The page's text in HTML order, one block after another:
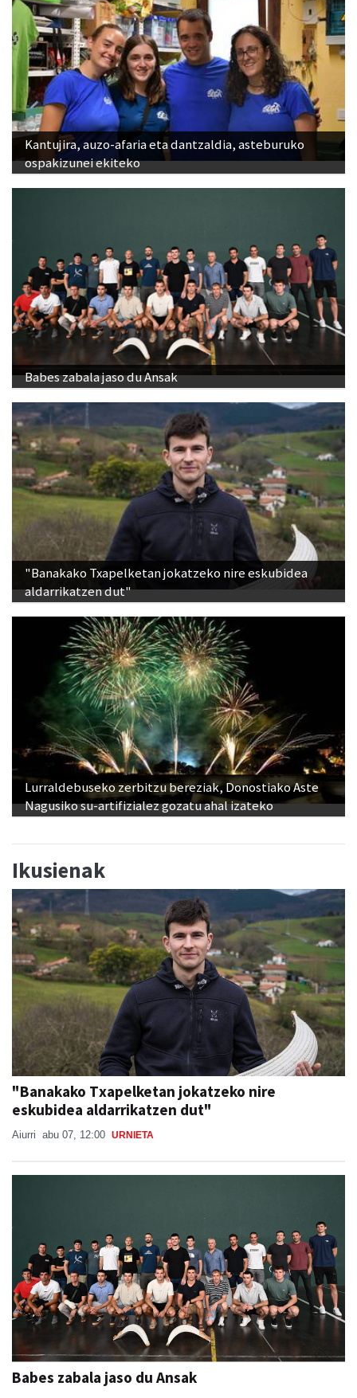
Kantujira, auzo-afaria eta dantzaldia, asteburuko
ospakizunei ekiteko
Babes zabala jaso du Ansak
"Banakako Txapelketan jokatzeko nire eskubidea
aldarrikatzen dut"
Lurraldebuseko zerbitzu bereziak, Donostiako Aste
Nagusiko su-artifizialez gozatu ahal izateko
Ikusienak
"Banakako Txapelketan jokatzeko nire
eskubidea aldarrikatzen dut"
Aiurri abu 07, 12:00 URNIETA
Babes zabala jaso du Ansak